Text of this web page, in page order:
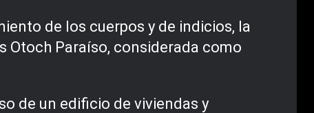
de los cuerpos y de indicios, la
Otoch Paraíso, considerada como
de un edificio de viviendas y